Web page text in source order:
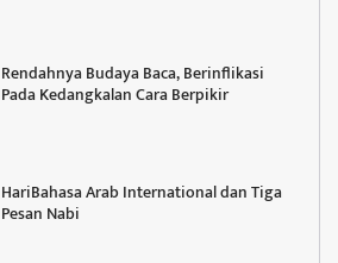
Rendahnya Budaya Baca, Berinflikasi
Pada Kedangkalan Cara Berpikir
HariBahasa Arab International dan Tiga
Pesan Nabi